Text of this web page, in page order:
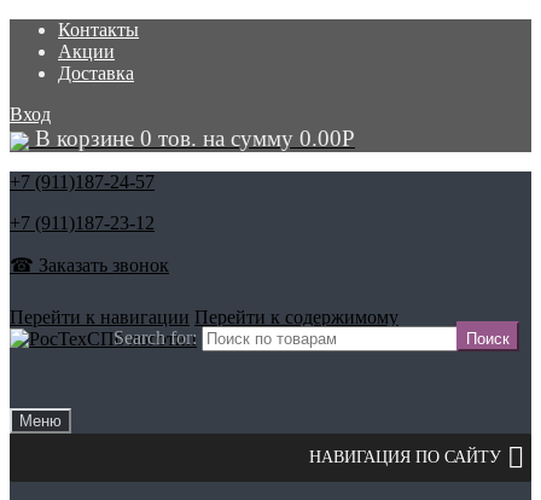
Контакты
Акции
Доставка
Вход
В корзине 0 тов. на сумму 0.00Р
+7 (911)187-24-57
+7 (911)187-23-12
☎ Заказать звонок
Search for:
Перейти к навигации Перейти к содержимому
Меню